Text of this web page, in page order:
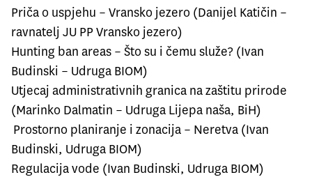
Priča o uspjehu – Vransko jezero (Danijel Katičin –
ravnatelj JU PP Vransko jezero)
Hunting ban areas – Što su i čemu služe? (Ivan
Budinski – Udruga BIOM)
Utjecaj administrativnih granica na zaštitu prirode
(Marinko Dalmatin – Udruga Lijepa naša, BiH)
Prostorno planiranje i zonacija – Neretva (Ivan
Budinski, Udruga BIOM)
Regulacija vode (Ivan Budinski, Udruga BIOM)